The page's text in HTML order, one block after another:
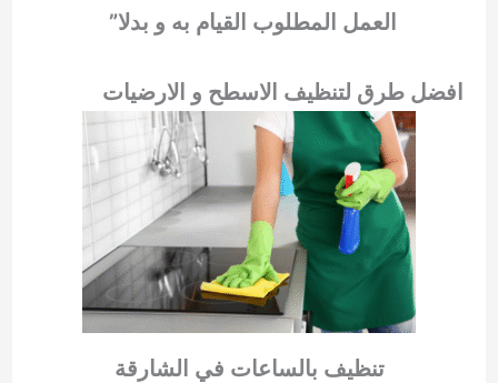
العمل المطلوب القيام به و بدلا”
افضل طرق لتنظيف الاسطح و الارضيات
تنظيف بالساعات في الشارقة